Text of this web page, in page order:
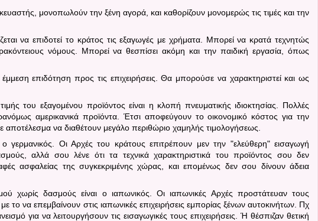
μονοπωλούν την ξένη αγορά, και καθορίζουν μονομερώς τις τιμές και την
να επιδοτεί το κράτος τις εξαγωγές με χρήματα. Μπορεί να κρατά τεχνητώς
νόμους. Μπορεί να θεσπίσει ακόμη και την παιδική εργασία, όπως
επιδότηση προς τις επιχειρήσεις.Θα μπορούσε να χαρακτηριστεί και ως
του εξαγομένου προϊόντος είναι η κλοπή πνευματικής ιδιοκτησίας. Πολλές
αμερικανικά προϊόντα. Έτσι αποφεύγουν το οικονομικό κόστος για την
να διαθέτουν μεγάλο περιθώριο χαμηλής τιμολογήσεως.
γερμανικός. Οι Αρχές του κράτους επιτρέπουν μεν την "ελεύθερη" εισαγωγή
αλλά σου λένε ότι τα τεχνικά χαρακτηριστικά του προϊόντος σου δεν
ασφαλείας της συγκεκριμένης χώρας, και επομένως δεν σου δίνουν άδεια
χωρίς δασμούς είναι ο ιαπωνικός.Οι ιαπωνικές Αρχές προστάτευαν τους
το να επεμβαίνουν στις ιαπωνικές επιχειρήσεις εμπορίας ξένων αυτοκινήτων. Πχ
για να λειτουργήσουν τις εισαγωγικές τους επιχειρήσεις. Ή θέσπιζαν θετική